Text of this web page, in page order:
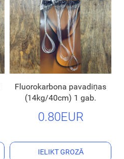
Fluorokarbona pavadiņas
(14kg/40cm) 1 gab.
0.80EUR
IELIKT GROZĀ